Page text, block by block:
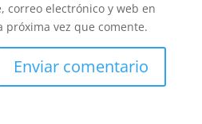
correo electrónico y web en
próxima vez que comente.